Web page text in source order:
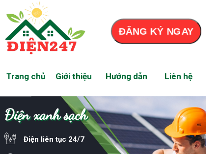
Trang chủ Giới thiệu Hướng dẫn Liên hệ
ĐĂNG KÝ NGAY
Điện xanh sạch
Điện liên tục 24/7